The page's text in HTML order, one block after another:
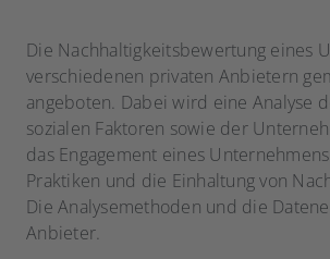
Die Nachhaltigkeitsbewertung eines
verschiedenen privaten Anbietern
angeboten. Dabei wird eine Analyse
sozialen Faktoren sowie der
das Engagement eines
Praktiken und die Einhaltung von
Die Analysemethoden und die
Anbieter.